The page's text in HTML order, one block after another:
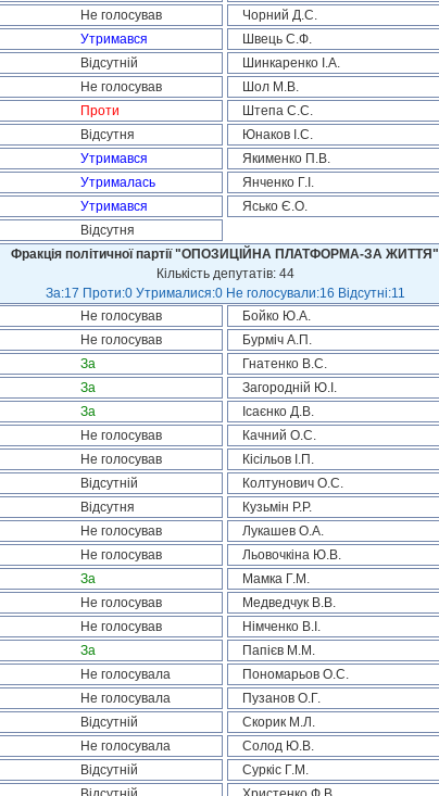
Не голосував Чорний Д.С.
Утримався Швець С.Ф.
Відсутній Шинкаренко І.А.
Не голосував Шол М.В.
Проти Штепа С.С.
Відсутня Юнаков І.С.
Утримався Якименко П.В.
Утрималась Янченко Г.І.
Утримався Ясько Є.О.
Відсутня
Фракція політичної партії "ОПОЗИЦІЙНА ПЛАТФОРМА-ЗА ЖИТТЯ"
Кількість депутатів: 44
За:17 Проти:0 Утрималися:0 Не голосували:16 Відсутні:11
Не голосував Бойко Ю.А.
Не голосував Бурміч А.П.
За Гнатенко В.С.
За Загородній Ю.І.
За Ісаєнко Д.В.
Не голосував Качний О.С.
Не голосував Кісільов І.П.
Відсутній Колтунович О.С.
Відсутня Кузьмін Р.Р.
Не голосував Лукашев О.А.
Не голосував Льовочкіна Ю.В.
За Мамка Г.М.
Не голосував Медведчук В.В.
Не голосував Німченко В.І.
За Папієв М.М.
Не голосувала Пономарьов О.С.
Не голосувала Пузанов О.Г.
Відсутній Скорик М.Л.
Не голосувала Солод Ю.В.
Відсутній Суркіс Г.М.